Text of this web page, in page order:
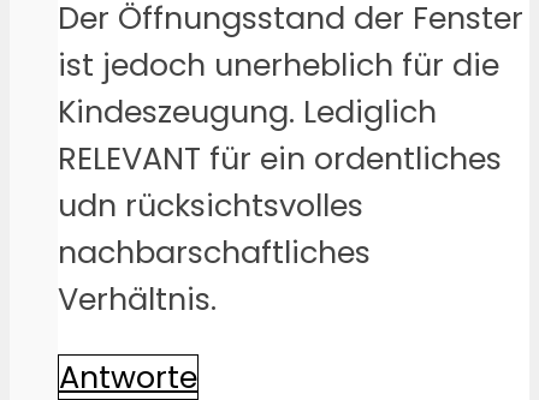
Der Öffnungsstand der Fenster
ist jedoch unerheblich für die
Kindeszeugung. Lediglich
RELEVANT für ein ordentliches
udn rücksichtsvolles
nachbarschaftliches
Verhältnis.
Antworte